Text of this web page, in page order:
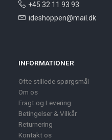
+45 32 11 93 93
ideshoppen@mail.dk
INFORMATIONER
Ofte stillede spørgsmål
Om os
Fragt og Levering
Betingelser & Vilkår
Returnering
Kontakt os